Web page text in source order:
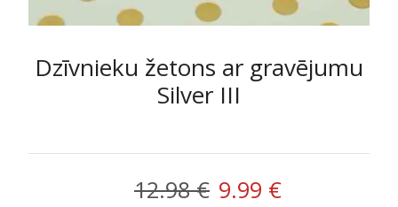
Dzīvnieku žetons ar gravējumu
Silver III
12.98€ Original
9.99 €Current